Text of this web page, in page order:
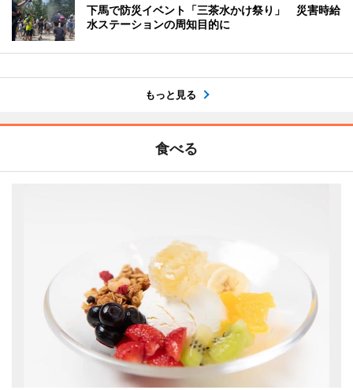
下馬で防災イベント「三茶水かけ祭り」 災害時給
水ステーションの周知目的に
もっと見る
食べる